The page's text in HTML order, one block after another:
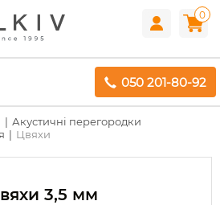
0
050 201-80-92
Акустичні перегородки
Цвяхи
3,5 мм